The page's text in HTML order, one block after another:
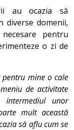
au ocazia să
diverse domenii,
pentru
o zi de
pentru mine o cale
de activitate
unor
mult această
să aflu cum se